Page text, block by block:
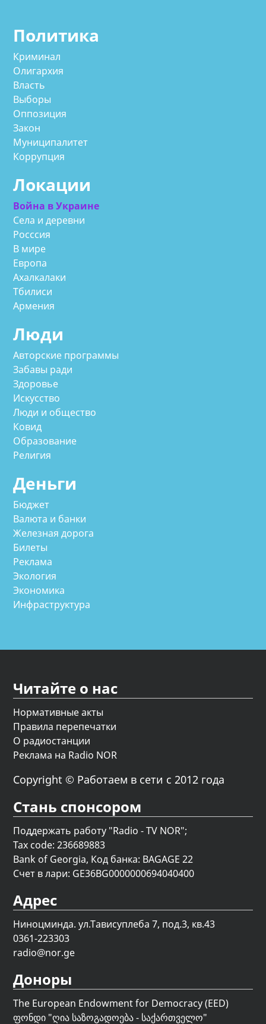
Политика
Криминал
Олигархия
Власть
Выборы
Оппозиция
Закон
Муниципалитет
Коррупция
Локации
Война в Украине
Села и деревни
Росссия
В мире
Европа
Ахалкалаки
Тбилиси
Армения
Люди
Авторские программы
Забавы ради
Здоровье
Искусство
Люди и общество
Ковид
Образование
Религия
Деньги
Бюджет
Валюта и банки
Железная дорога
Билеты
Реклама
Экология
Экономика
Инфраструктура
Читайте о нас
Нормативные акты
Правила перепечатки
О радиостанции
Реклама на Radio NOR
Copyright © Работаем в сети с 2012 года
Стань спонсором
Поддержать работу "Radio - TV NOR";
Tax code: 236689883
Bank of Georgia, Код банка: BAGAGE 22
Счет в лари: GE36BG0000000694040400
Адрес
Ниноцминда. ул.Тависуплеба 7, под.3, кв.43
0361-223303
radio@nor.ge
Доноры
The European Endowment for Democracy (EED)
ფონდი "ღია საზოგადოება - საქართველო"